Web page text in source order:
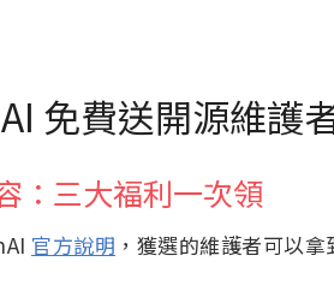
免費送開源維護
：三大福利一次領
官方說明 ，獲選的維護者可以拿